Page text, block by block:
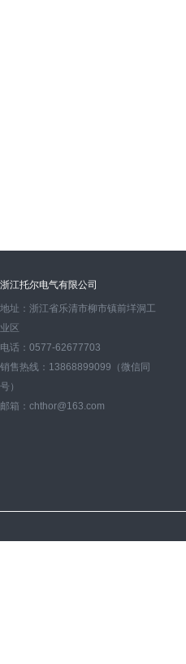
浙江托尔电气有限公司
地址：浙江省乐清市柳市镇前垟洞工
业区
电话：0577-62677703
销售热线：13868899099（微信同
号）
邮箱：chthor@163.com